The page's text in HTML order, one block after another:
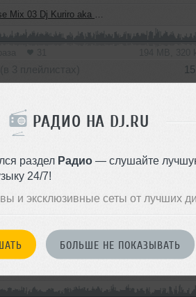
РАДИО НА DJ.RU
раздел Радио — слушайте
24/7!
и эксклюзивные сеты от лучших
БОЛЬШЕ НЕ ПОКАЗЫВАТЬ
03 Dj Kuriro aka Mainwolf 2019
1 плейлисте)